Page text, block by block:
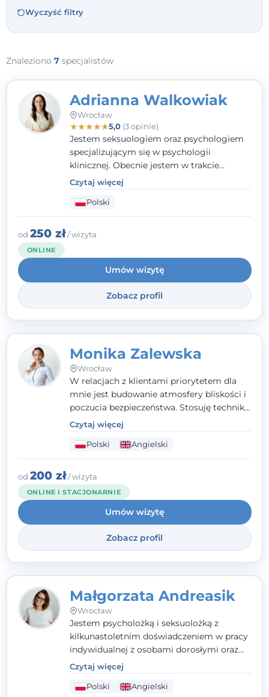
Wyczyść filtry
Znaleziono 7 specjalistów
Adrianna Walkowiak
Wrocław
★★★★★5,0(3 opinie)
Jestem seksuologiem oraz psychologiem
specjalizującym się w psychologii
klinicznej. Obecnie jestem w trakcie
szkolenia na psychoterapeutę
systemowego. Posiadam status członka
nadzwyczajnego Wielkopolskiego
TowarzystwaTerapii Systemowejoraz
należę do Polskiego Towarzystwa
pierwszym miejscu stawiam budowanie
atmosfery bezpieczeństwa i zrozumienia w
relacjach z Klientami. Istotna dla nie jest
również koncentracja na dostępnych
zasobach.
Czytaj więcej
Polski
od 250 zł/ wizyta
ONLINE
Umów wizytę
Zobacz profil
Monika Zalewska
Wrocław
W relacjach z klientami priorytetem dla
mnie jest budowanie atmosfery bliskości i
poczucia bezpieczeństwa. Stosuję techniki
poznawczo-behawioralne oraz metody,
które koncentrują się na rozwiązaniach
(TSR). Te polegają na osiąganiu
zamierzonych celów (doprowadzeniu do
rozwiązania trudnych sytuacji) poprzez
identyfikowanie i wzmacnianie zasobów
oraz mocnych stron klienta. W swojej
pracy korzystam także z metod dialogu
motywacyjnego itreningu uważności.
Czytaj więcej
Polski Angielski
od 200 zł/ wizyta
ONLINE I STACJONARNIE
Umów wizytę
Zobacz profil
Małgorzata Andreasik
Wrocław
Jestem psycholożką i seksuolożką z
kilkunastoletnim doświadczeniem w pracy
indywidualnej z osobami dorosłymi oraz
parami. Specjalizuję się w obszarze zdrowia
seksualnego, żałoby, kryzysów życiowych i
wypalenia zawodowego. Pracuję w języku
Czytaj więcej
Polski Angielski